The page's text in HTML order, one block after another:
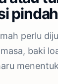
perlu
baki